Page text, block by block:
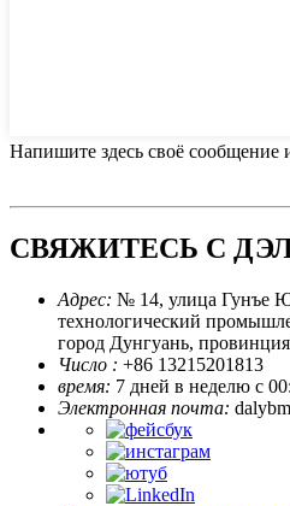
Напишите здесь своё сообщение
СВЯЖИТЕСЬ С
Адрес: № 14, улица Гунъе
технологический
город Дунгуань,
Число : +86 13215201813
время: 7 дней в неделю с
Электронная почта: